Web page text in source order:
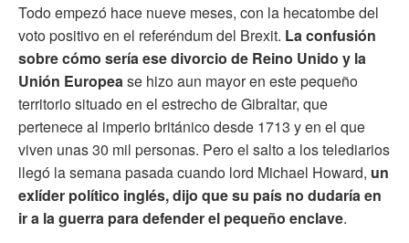
Todo empezó hace nueve meses, con la hecatombe del
voto positivo en el referéndum del Brexit. La confusión
sobre cómo sería ese divorcio de Reino Unido y la
Unión Europease hizo aun mayor en este pequeño
territorio situado en el estrecho de Gibraltar, que
pertenece al imperio británico desde 1713 y en el que
viven unas 30 mil personas. Pero el salto a los telediarios
llegó la semana pasada cuando lord Michael Howard, un
exlíder político inglés, dijo que su país no dudaría en
ir a la guerra para defender el pequeño enclave.